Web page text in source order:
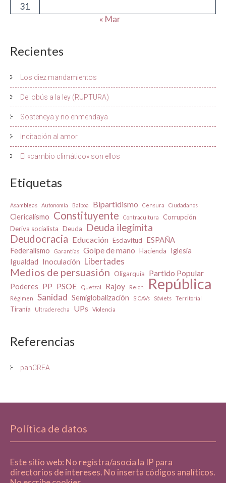
31
« Mar
Recientes
Los diez mandamientos
Del obús a la ley (RUPTURA)
Sosteneya y no enmendaya
Incitación al amor
El «cambio climático» son ellos
Etiquetas
Asambleas Autonomía Balboa Bipartidismo Censura Ciudadanos
Clericalismo Constituyente Contracultura
Corrupción
Deriva socialista Deuda Deuda ilegímita
Deudocracia Educación Esclavitud
ESPAÑA
Federalismo
Garantías Golpe de mano Hacienda
Iglesia
Igualdad Inoculación Libertades
Medios de persuasión Oligarquía Partido Popular
Poderes PP PSOE Quetzal Rajoy Reich República
Régimen Sanidad Semiglobalización SICAVs Sóviets Territorial
Tiranía Ultraderecha UPs Violencia
Referencias
panCREA
Política de datos
Este sitio web: No registra/asocia la IP para
directorios de intereses. No inserta códigos analíticos.